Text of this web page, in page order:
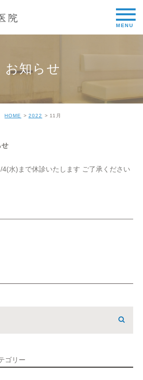
お知らせ
HOME 2022 11月
せ
水)まで休診いたします ご了承ください
ゴリー